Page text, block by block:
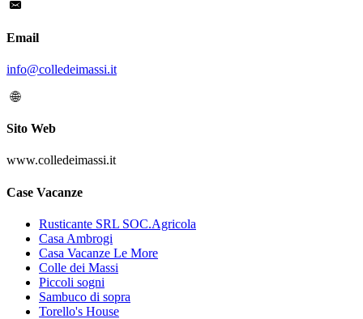
Email
info@colledeimassi.it
Sito Web
www.colledeimassi.it
Case Vacanze
Rusticante SRL SOC.Agricola
Casa Ambrogi
Casa Vacanze Le More
Colle dei Massi
Piccoli sogni
Sambuco di sopra
Torello's House